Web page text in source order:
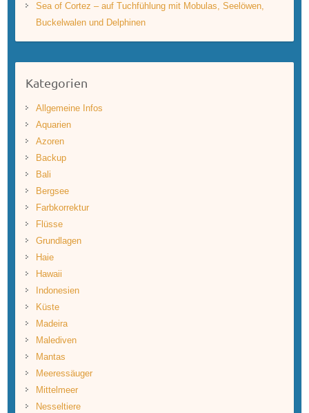
Sea of Cortez – auf Tuchfühlung mit Mobulas, Seelöwen,
Buckelwalen und Delphinen
Kategorien
Allgemeine Infos
Aquarien
Azoren
Backup
Bali
Bergsee
Farbkorrektur
Flüsse
Grundlagen
Haie
Hawaii
Indonesien
Küste
Madeira
Malediven
Mantas
Meeressäuger
Mittelmeer
Nesseltiere